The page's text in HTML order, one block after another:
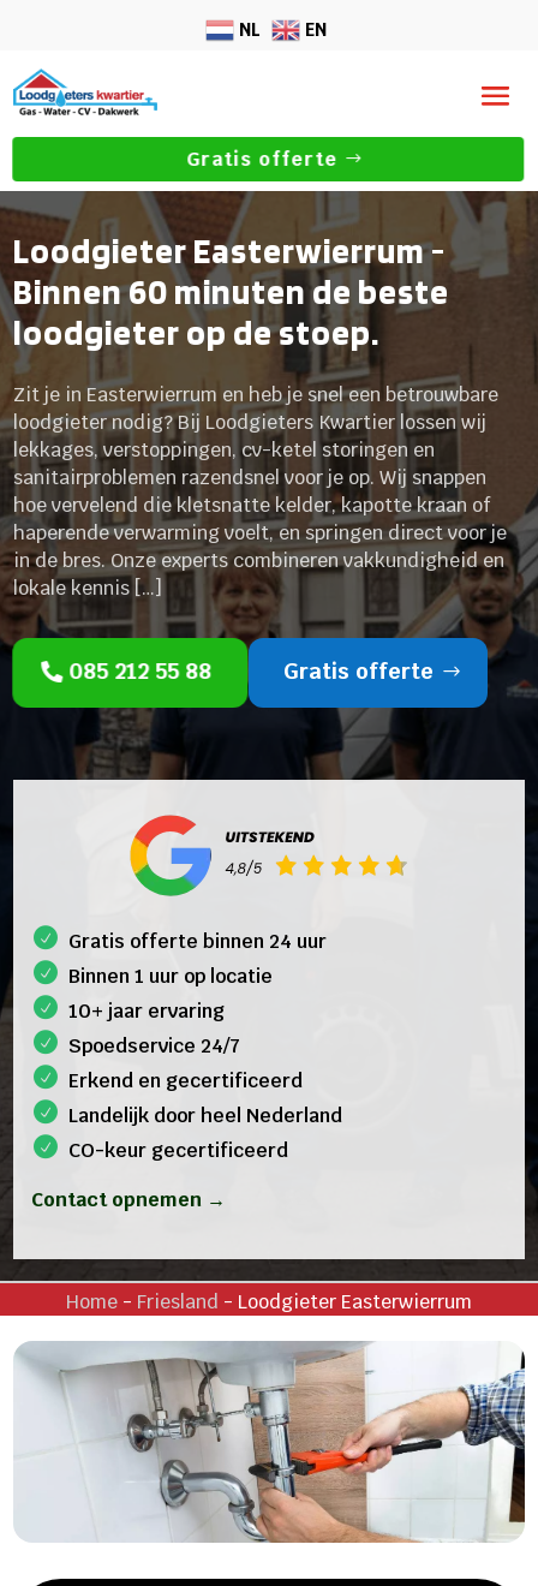
NL EN
Gratis offerte
Loodgieter Easterwierrum -
Binnen 60 minuten de beste
loodgieter op de stoep.
Zit je in Easterwierrum en heb je snel een betrouwbare
loodgieter nodig? Bij Loodgieters Kwartier lossen wij
lekkages, verstoppingen, cv-ketel storingen en
sanitairproblemen razendsnel voor je op. Wij snappen
hoe vervelend die kletsnatte kelder, kapotte kraan of
haperende verwarming voelt, en springen direct voor je
in de bres. Onze experts combineren vakkundigheid en
lokale kennis […]
085 212 55 88 Gratis offerte
Gratis offerte binnen 24 uur
Binnen 1 uur op locatie
10+ jaar ervaring
Spoedservice 24/7
Erkend en gecertificeerd
Landelijk door heel Nederland
CO-keur gecertificeerd
Contact opnemen →
Home- Friesland - Loodgieter Easterwierrum